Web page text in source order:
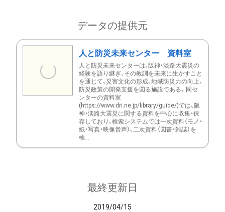
データの提供元
人と防災未来センター 資料室
人と防災未来センターは、阪神・淡路大震災の
経験を語り継ぎ、その教訓を未来に生かすこと
を通じて、災害文化の形成、地域防災力の向上、
防災政策の開発支援を図る施設である。同セ
ンターの資料室
(https://www.dri.ne.jp/library/guide/)では、阪
神・淡路大震災に関する資料を中心に収集・保
存しており、検索システムでは一次資料（モノ・
紙・写真・映像音声）、二次資料（図書・雑誌）を
検...
最終更新日
2019/04/15